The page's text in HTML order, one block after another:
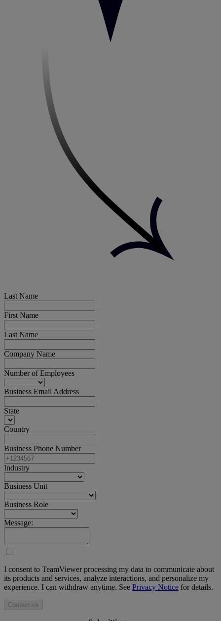
Last Name
First Name
Last Name
Company Name
Number of Employees
Business Email Address
State
Country
Business Phone Number
Industry
Business Unit
Business Role
Message:
I consent to TeamViewer processing my data to communicate about
its products and services, analyze interactions, and personalize my
experience. I can withdraw anytime. See Privacy Notice for details.
Contact us